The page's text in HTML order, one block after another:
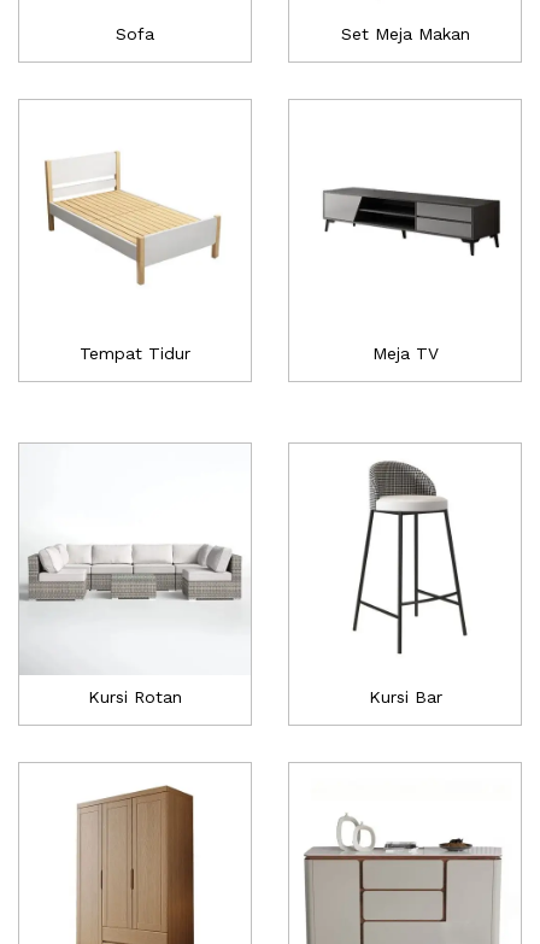
Sofa Set Meja Makan
Tempat Tidur Meja TV
Kursi Rotan Kursi Bar